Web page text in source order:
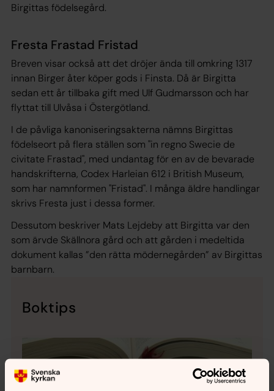
Birgittas födelsegård.
Fresta Frastad Fristad
Breven visar också att det dröjer ända till omkring 1317
innan Birger åter köper gods i Finsta. Då är Birgitta
sedan ett år tillbaka gift med Ulf Gudmarsson och har
flyttat till Ulvåsa i Östergötland.
I de påvliga kanoniseringsakterna nämns Birgittas
födelseort på flera ställen som "in regno Swecie de
civitate Frastad", med undantag för en av de bevarade
handskrifterna, Codex Harleian 612 i British Museum,
som har namnformen "Fristad". I många äldre handlingar
skrivs Fresta just i dessa former.
Dessutom beskriver Mats Lejdeby att Birgitta var den
som ärvde Skällnora gård och att gården i medeltida
dokument kallas ”den rätta mödernegården” av Birgittas
barnbarn.
Boktips